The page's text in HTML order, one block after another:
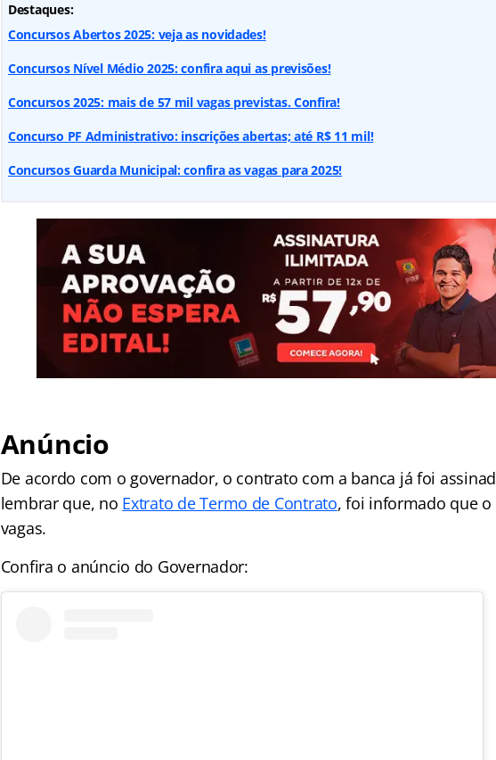
Destaques:
Concursos Abertos 2025: veja as novidades!
Concursos Nível Médio 2025: confira aqui as previsões!
Concursos 2025: mais de 57 mil vagas previstas. Confira!
Concurso PF Administrativo: inscrições abertas; até R$ 11 mil!
Concursos Guarda Municipal: confira as vagas para 2025!
Anúncio
De acordo com o governador, o contrato com a banca já foi
lembrar que, no Extrato de Termo de Contrato, foi informado que
vagas.
Confira o anúncio do Governador: